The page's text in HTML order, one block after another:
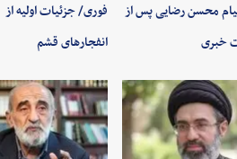
محسن رضایی پس از
خبری
فوری/ جزئیات اولیه از
انفجارهای قشم